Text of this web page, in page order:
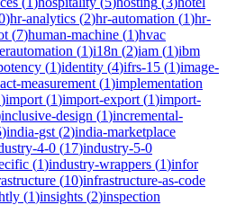
)hr-analytics (2)hr-automation (1)hr-
(7)human-machine (1)hvac
(1)i18n (2)iam (1)ibm
(1)identity (4)ifrs-15 (1)image-
measurement (1)implementation
)import (1)import-export (1)import-
inclusive-design (1)incremental-
)india-gst (2)india-marketplace
4-0 (17)industry-5-0
(1)industry-wrappers (1)infor
(10)infrastructure-as-code
(1)insights (2)inspection